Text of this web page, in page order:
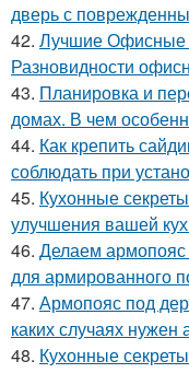
дверь с
42. Лучшие Офисные
Разновидности
43. Планировка и
домах. В чем
44. Как крепить
соблюдать при
45. Кухонные
улучшения вашей
46. Делаем армопояс
для армированного
47. Армопояс под
каких случаях нужен
48. Кухонные